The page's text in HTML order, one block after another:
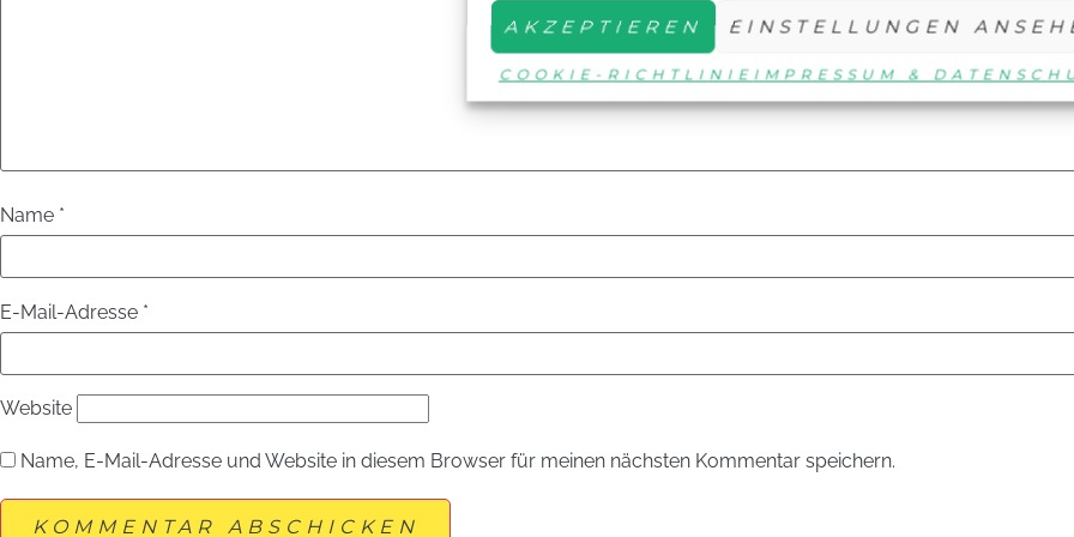
AKZEPTIEREN EINSTELLUNGEN
COOKIE-RICHTLINIE IMPRESSUM &
Name *
E-Mail-Adresse *
Website
Name, E-Mail-Adresse und Website in diesem Browser für meinen nächsten Kommentar speichern.